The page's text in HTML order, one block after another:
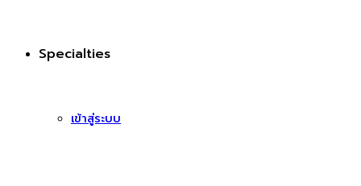
Specialties
เข้าสู่ระบบ